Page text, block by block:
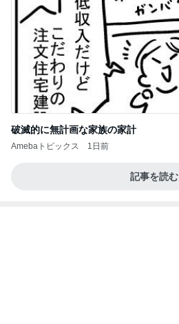
破滅的に無計画な家族の家計
Amebaトピックス 1日前
記事を読む